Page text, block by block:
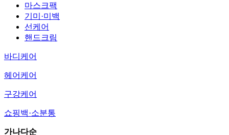
마스크팩
기미·미백
선케어
핸드크림
바디케어
헤어케어
구강케어
쇼핑백·소분통
가나다순